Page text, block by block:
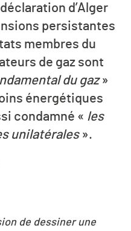
d’Alger
persistantes
membres du
de gaz sont
du gaz»
énergétiques
condamné « les
unilatérales».
de dessiner une